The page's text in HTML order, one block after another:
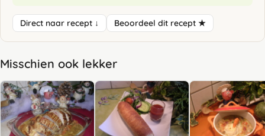
Direct naar recept ↓ Beoordeel dit recept ★
Misschien ook lekker